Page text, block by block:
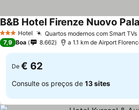
3 EstrelasHotel Quartos modernos com Smart TVs
B&B Hotel Firenze Nuovo
7,9 Boa 8.662 a 1.1 km de Airport
De € 62
Consulte os preços de 13 sites